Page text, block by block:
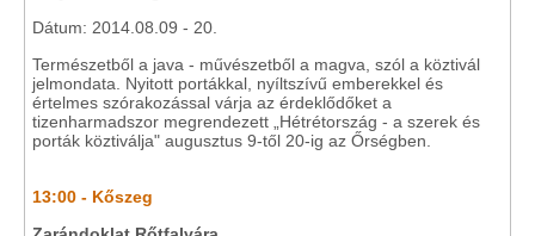
Dátum: 2014.08.09 - 20.
Természetből a java - művészetből a magva, szól a köztivál
jelmondata. Nyitott portákkal, nyíltszívű emberekkel és
értelmes szórakozással várja az érdeklődőket a
tizenharmadszor megrendezett „Hétrétország - a szerek és
porták köztiválja" augusztus 9-től 20-ig az Őrségben.
13:00 - Kőszeg